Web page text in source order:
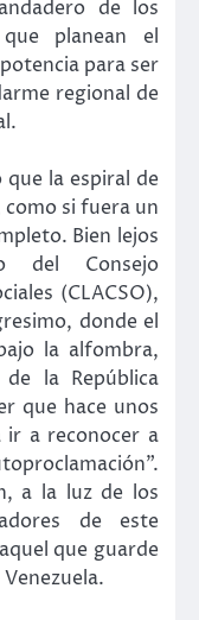
de los
planean el
para ser
regional de
la espiral de
como si fuera un
Bien lejos
del Consejo
(CLACSO),
donde el
la alfombra,
la República
que hace unos
ir a reconocer a
a la luz de los
de este
que guarde